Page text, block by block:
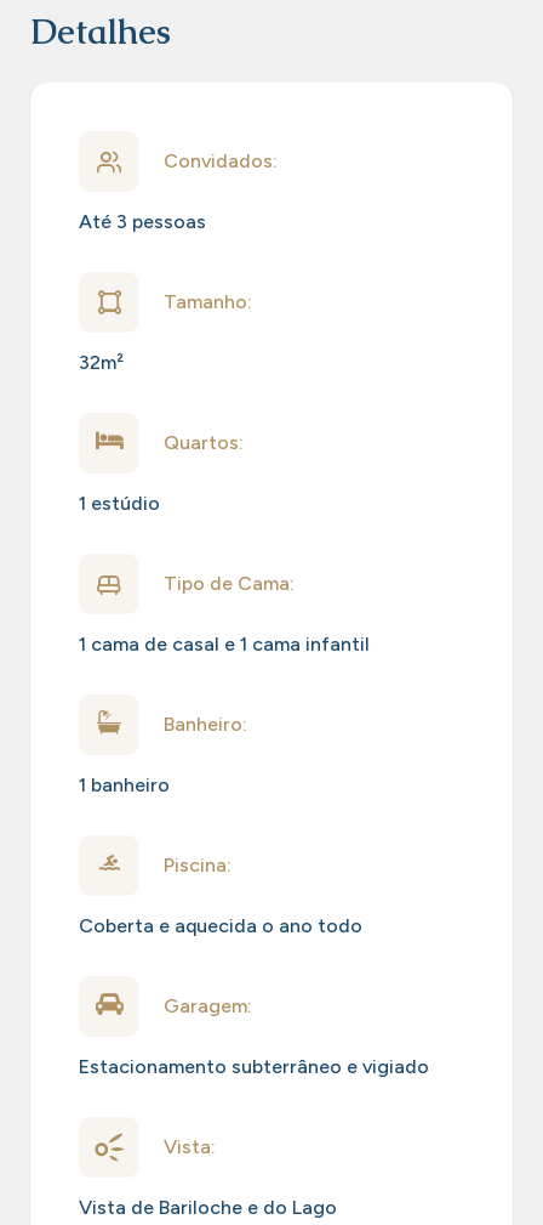
Detalhes
Convidados:
Até 3 pessoas
Tamanho:
32m²
Tipo de Cama:
1 cama de casal e 1 cama infantil
Piscina:
Coberta e aquecida o ano todo
Garagem:
Estacionamento subterrâneo e vigiado
Banheiro:
1 banheiro
Quartos:
1 estúdio
Vista:
Vista de Bariloche e do Lago